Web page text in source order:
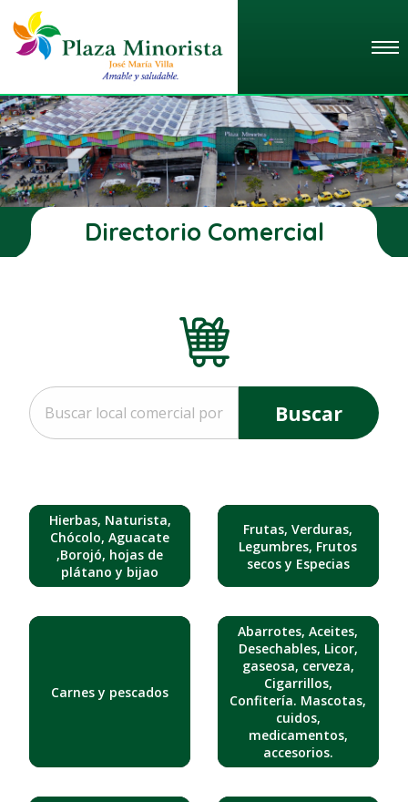
Directorio Comercial
Buscar
Hierbas, Naturista,
Chócolo, Aguacate
,Borojó, hojas de
plátano y bijao
Frutas, Verduras,
Legumbres, Frutos
secos y Especias
Carnes y pescados
Abarrotes, Aceites,
Desechables, Licor,
gaseosa, cerveza,
Cigarrillos,
Confitería. Mascotas,
cuidos,
medicamentos,
accesorios.